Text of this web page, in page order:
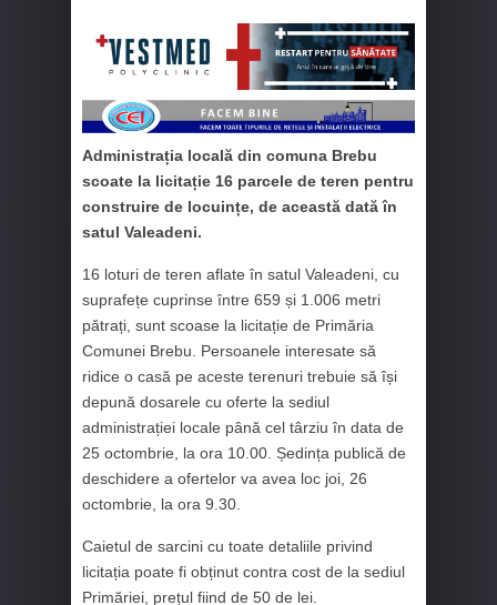
Administrația locală din comuna Brebu
scoate la licitație 16 parcele de teren pentru
construire de locuințe, de această dată în
satul Valeadeni.
16 loturi de teren aflate în satul Valeadeni, cu
suprafețe cuprinse între 659 și 1.006 metri
pătrați, sunt scoase la licitație de Primăria
Comunei Brebu. Persoanele interesate să
ridice o casă pe aceste terenuri trebuie să își
depună dosarele cu oferte la sediul
administrației locale până cel târziu în data de
25 octombrie, la ora 10.00. Ședința publică de
deschidere a ofertelor va avea loc joi, 26
octombrie, la ora 9.30.
Caietul de sarcini cu toate detaliile privind
licitația poate fi obținut contra cost de la sediul
Primăriei, prețul fiind de 50 de lei.